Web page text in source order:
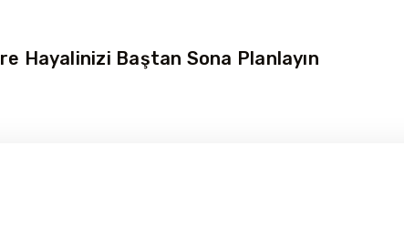
Hayalinizi Baştan Sona Planlayın